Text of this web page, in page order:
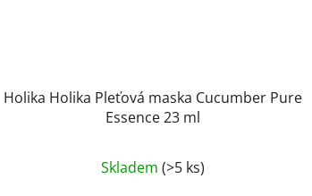
Holika Holika Pleťová maska Cucumber Pure
Essence 23 ml
Skladem (>5 ks)